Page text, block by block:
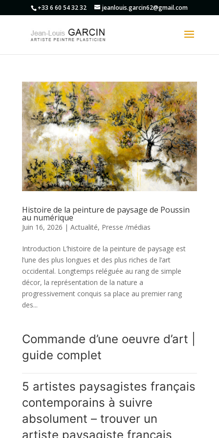
+33 6 60 54 32 32 jeanlouis.garcin62@gmail.com
Histoire de la peinture de paysage de Poussin
au numérique
Juin 16, 2026 | Actualité, Presse /médias
Introduction L’histoire de la peinture de paysage est
l’une des plus longues et des plus riches de l’art
occidental. Longtemps reléguée au rang de simple
décor, la représentation de la nature a
progressivement conquis sa place au premier rang
des...
Commande d’une oeuvre d’art |
guide complet
5 artistes paysagistes français
contemporains à suivre
absolument – trouver un
artiste paysagiste français